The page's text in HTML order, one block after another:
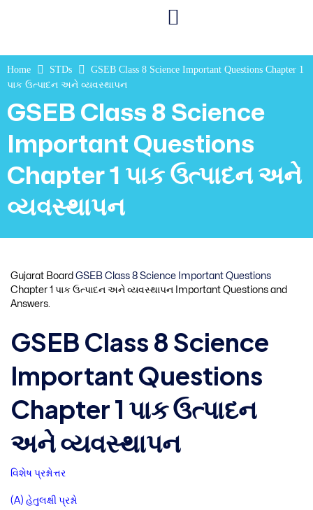
Home STDs
GSEB Class 8 Science Important Questions Chapter 1
પાક ઉત્પાદન અને વ્યવસ્થાપન
GSEB Class 8 Science
Important Questions
Chapter 1 પાક ઉત્પાદન અને
વ્યવસ્થાપન
Gujarat Board GSEB Class 8 Science Important Questions
Chapter 1 પાક ઉત્પાદન અને વ્યવસ્થાપન Important Questions and
Answers.
GSEB Class 8 Science
Important Questions
Chapter 1 પાક ઉત્પાદન
અને વ્યવસ્થાપન
વિશેષ પ્રશ્નોત્તર
(A) હેતુલક્ષી પ્રશ્નો